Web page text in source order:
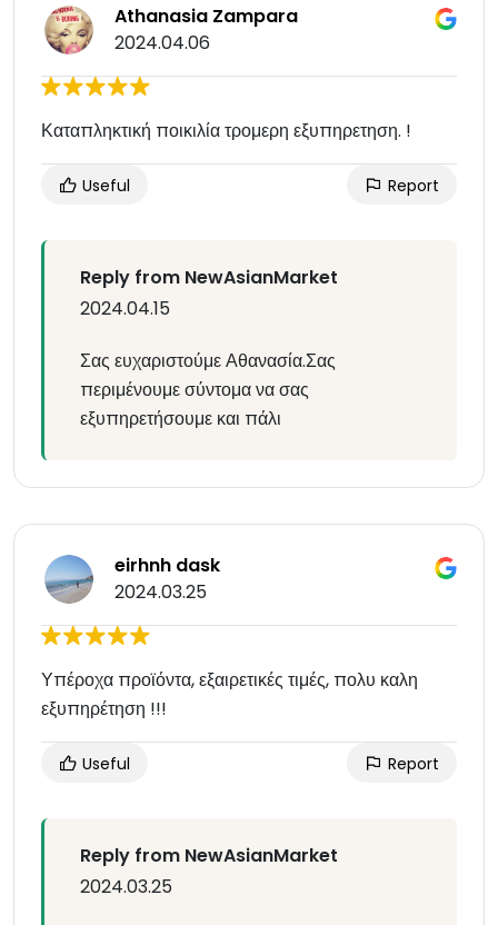
Athanasia Zampara
2024.04.06
Καταπληκτική ποικιλία τρομερη εξυπηρετηση. !
Useful Report
Reply from NewAsianMarket
2024.04.15
Σας ευχαριστούμε Αθανασία.Σας
περιμένουμε σύντομα να σας
εξυπηρετήσουμε και πάλι
eirhnh dask
2024.03.25
Υπέροχα προϊόντα, εξαιρετικές τιμές, πολυ καλη
εξυπηρέτηση !!!
Useful Report
Reply from NewAsianMarket
2024.03.25